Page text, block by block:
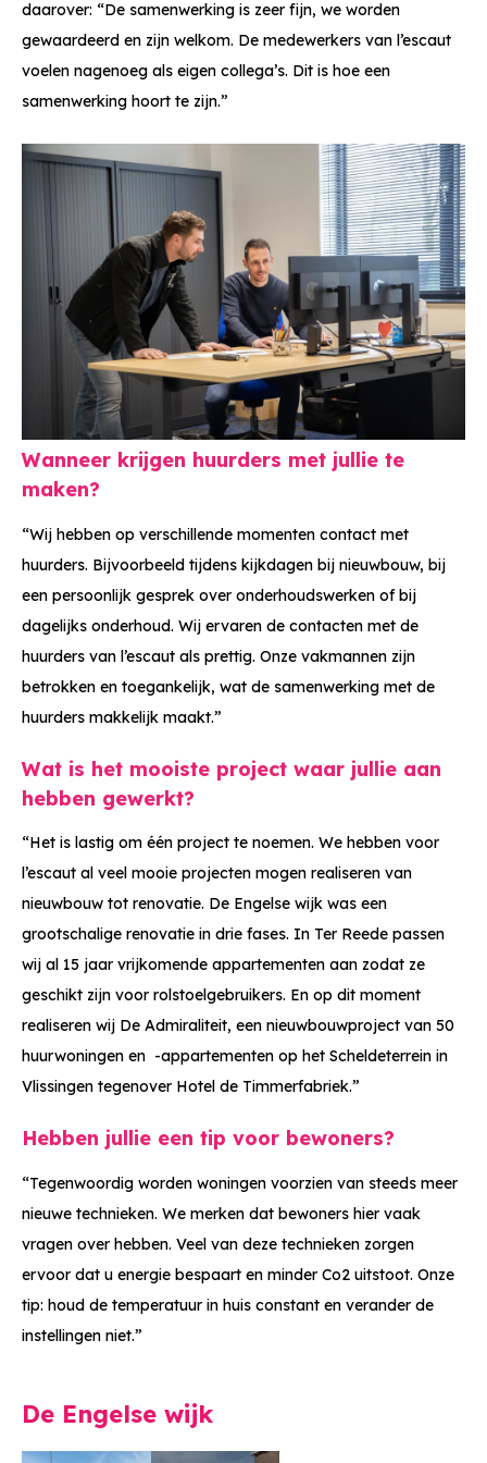
daarover: “De samenwerking is zeer fijn, we worden
gewaardeerd en zijn welkom. De medewerkers van l’escaut
voelen nagenoeg als eigen collega’s. Dit is hoe een
samenwerking hoort te zijn.”
Wanneer krijgen huurders met jullie te
maken?
“Wij hebben op verschillende momenten contact met
huurders. Bijvoorbeeld tijdens kijkdagen bij nieuwbouw, bij
een persoonlijk gesprek over onderhoudswerken of bij
dagelijks onderhoud. Wij ervaren de contacten met de
huurders van l’escaut als prettig. Onze vakmannen zijn
betrokken en toegankelijk, wat de samenwerking met de
huurders makkelijk maakt.”
Wat is het mooiste project waar jullie aan
hebben gewerkt?
“Het is lastig om één project te noemen. We hebben voor
l’escaut al veel mooie projecten mogen realiseren van
nieuwbouw tot renovatie. De Engelse wijk was een
grootschalige renovatie in drie fases. In Ter Reede passen
wij al 15 jaar vrijkomende appartementen aan zodat ze
geschikt zijn voor rolstoelgebruikers. En op dit moment
realiseren wij De Admiraliteit, een nieuwbouwproject van 50
huurwoningen en -appartementen op het Scheldeterrein in
Vlissingen tegenover Hotel de Timmerfabriek.”
Hebben jullie een tip voor bewoners?
“Tegenwoordig worden woningen voorzien van steeds meer
nieuwe technieken. We merken dat bewoners hier vaak
vragen over hebben. Veel van deze technieken zorgen
ervoor dat u energie bespaart en minder Co2 uitstoot. Onze
tip: houd de temperatuur in huis constant en verander de
instellingen niet.”
De Engelse wijk